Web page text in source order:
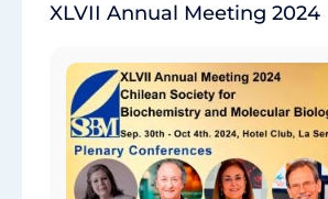
XLVII Annual Meeting 2024